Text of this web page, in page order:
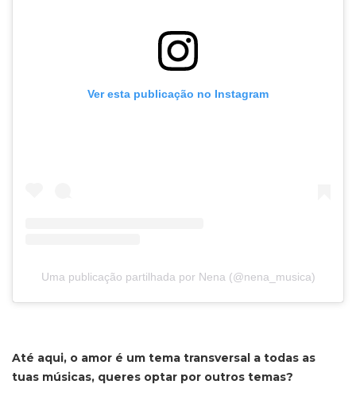
Ver esta publicação no Instagram
Uma publicação partilhada por Nena (@nena_musica)
Até aqui, o amor é um tema transversal a todas as
tuas músicas, queres optar por outros temas?